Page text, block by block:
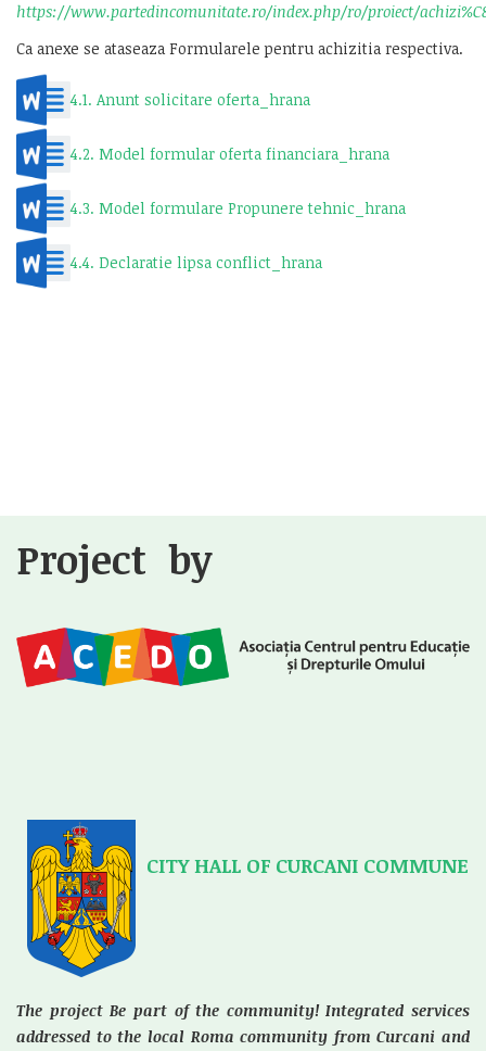
https://www.partedincomunitate.ro/index.php/ro/proiect/
Ca anexe se ataseaza Formularele pentru achizitia respectiva.
4.1. Anunt solicitare oferta_hrana
4.2. Model formular oferta financiara_hrana
4.3. Model formulare Propunere tehnic_hrana
4.4. Declaratie lipsa conflict_hrana
Project by
CITY HALL OF CURCANI COMMUNE
The projectBe part of the community! Integrated services
addressed to the local Roma community from Curcani and